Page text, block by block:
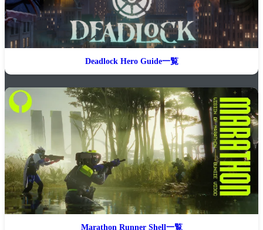
Deadlock Hero Guide一覧
Marathon Runner Shell一覧